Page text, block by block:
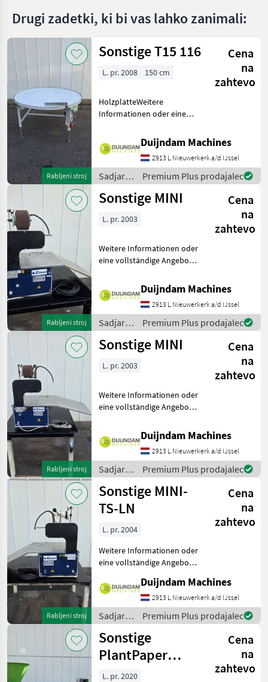
Drugi zadetki, ki bi vas lahko zanimali:
Rabljeni stroj
Sonstige T15 116
Cena
na
zahtevo
L. pr. 2008 150 cm
HolzplatteWeitere
Informationen oder eine
Fragen Sie das einfach und
schnell an auf unsere
Duijndam Machines
Website! Sie können uns
auch anruf
Duijndam Machines
2913 L Nieuwerkerk a/d IJssel
Sadjarstvo
/
Sonstige
Premium Plus prodajalec
Rabljeni stroj
Sonstige MINI
Cena
na
zahtevo
L. pr. 2003
Weitere Informationen oder
eine vollständige Angebot?
schnell an auf unsere
Duijndam Machines
Website! Sie können uns
auch anrufen.Alle zu
Duijndam Machines
2913 L Nieuwerkerk a/d IJssel
Sadjarstvo
/
Sonstige
Premium Plus prodajalec
Rabljeni stroj
Sonstige MINI
Cena
na
zahtevo
L. pr. 2003
Weitere Informationen oder
eine vollständige Angebot?
schnell an auf unsere
Duijndam Machines
Website! Sie können uns
auch anrufen.Alle zu
Duijndam Machines
2913 L Nieuwerkerk a/d IJssel
Sadjarstvo
/
Sonstige
Premium Plus prodajalec
Rabljeni stroj
Sonstige MINI-
TS-LN
Cena
na
zahtevo
L. pr. 2004
Weitere Informationen oder
eine vollständige Angebot?
schnell an auf unsere
Duijndam Machines
Website! Sie können uns
auch anrufen.Alle zu
Duijndam Machines
2913 L Nieuwerkerk a/d IJssel
Sadjarstvo
/
Sonstige
Premium Plus prodajalec
Sonstige
PlantPaper
Semi-Automatic
Cena
na
zahtevo
L. pr. 2020